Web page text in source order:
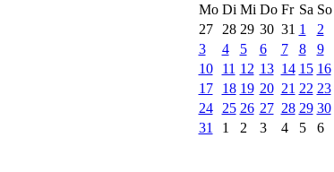
Mo Di Mi Do Fr Sa So
27
28 29 30 31 1
2
3
4 5 6 7 8
9
10
11 12 13 14 15 16
17
18 19 20 21 22 23
24
25 26 27 28 29 30
31
1 2 3 4 5 6